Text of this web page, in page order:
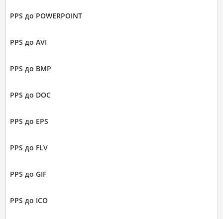
PPS до POWERPOINT
PPS до AVI
PPS до BMP
PPS до DOC
PPS до EPS
PPS до FLV
PPS до GIF
PPS до ICO